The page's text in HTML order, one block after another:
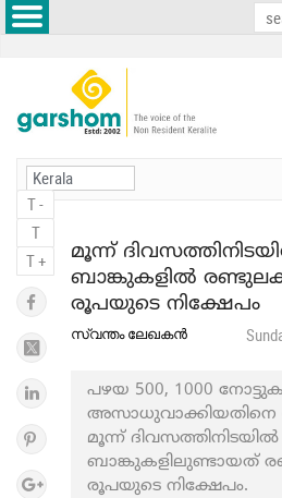
T -
T
T +
മൂന്ന്
ബാങ്കുകളിൽ
രൂപയുടെ നിക്ഷേപം
സ്വന്തം ലേഖകൻ
പഴയ 500, 1000
അസാധുവാക്കിയതിനെ
മൂന്ന് ദിവസത്തിനിടയിൽ
ബാങ്കുകളിലുണ്ടായത്
രൂപയുടെ നിക്ഷേപം.